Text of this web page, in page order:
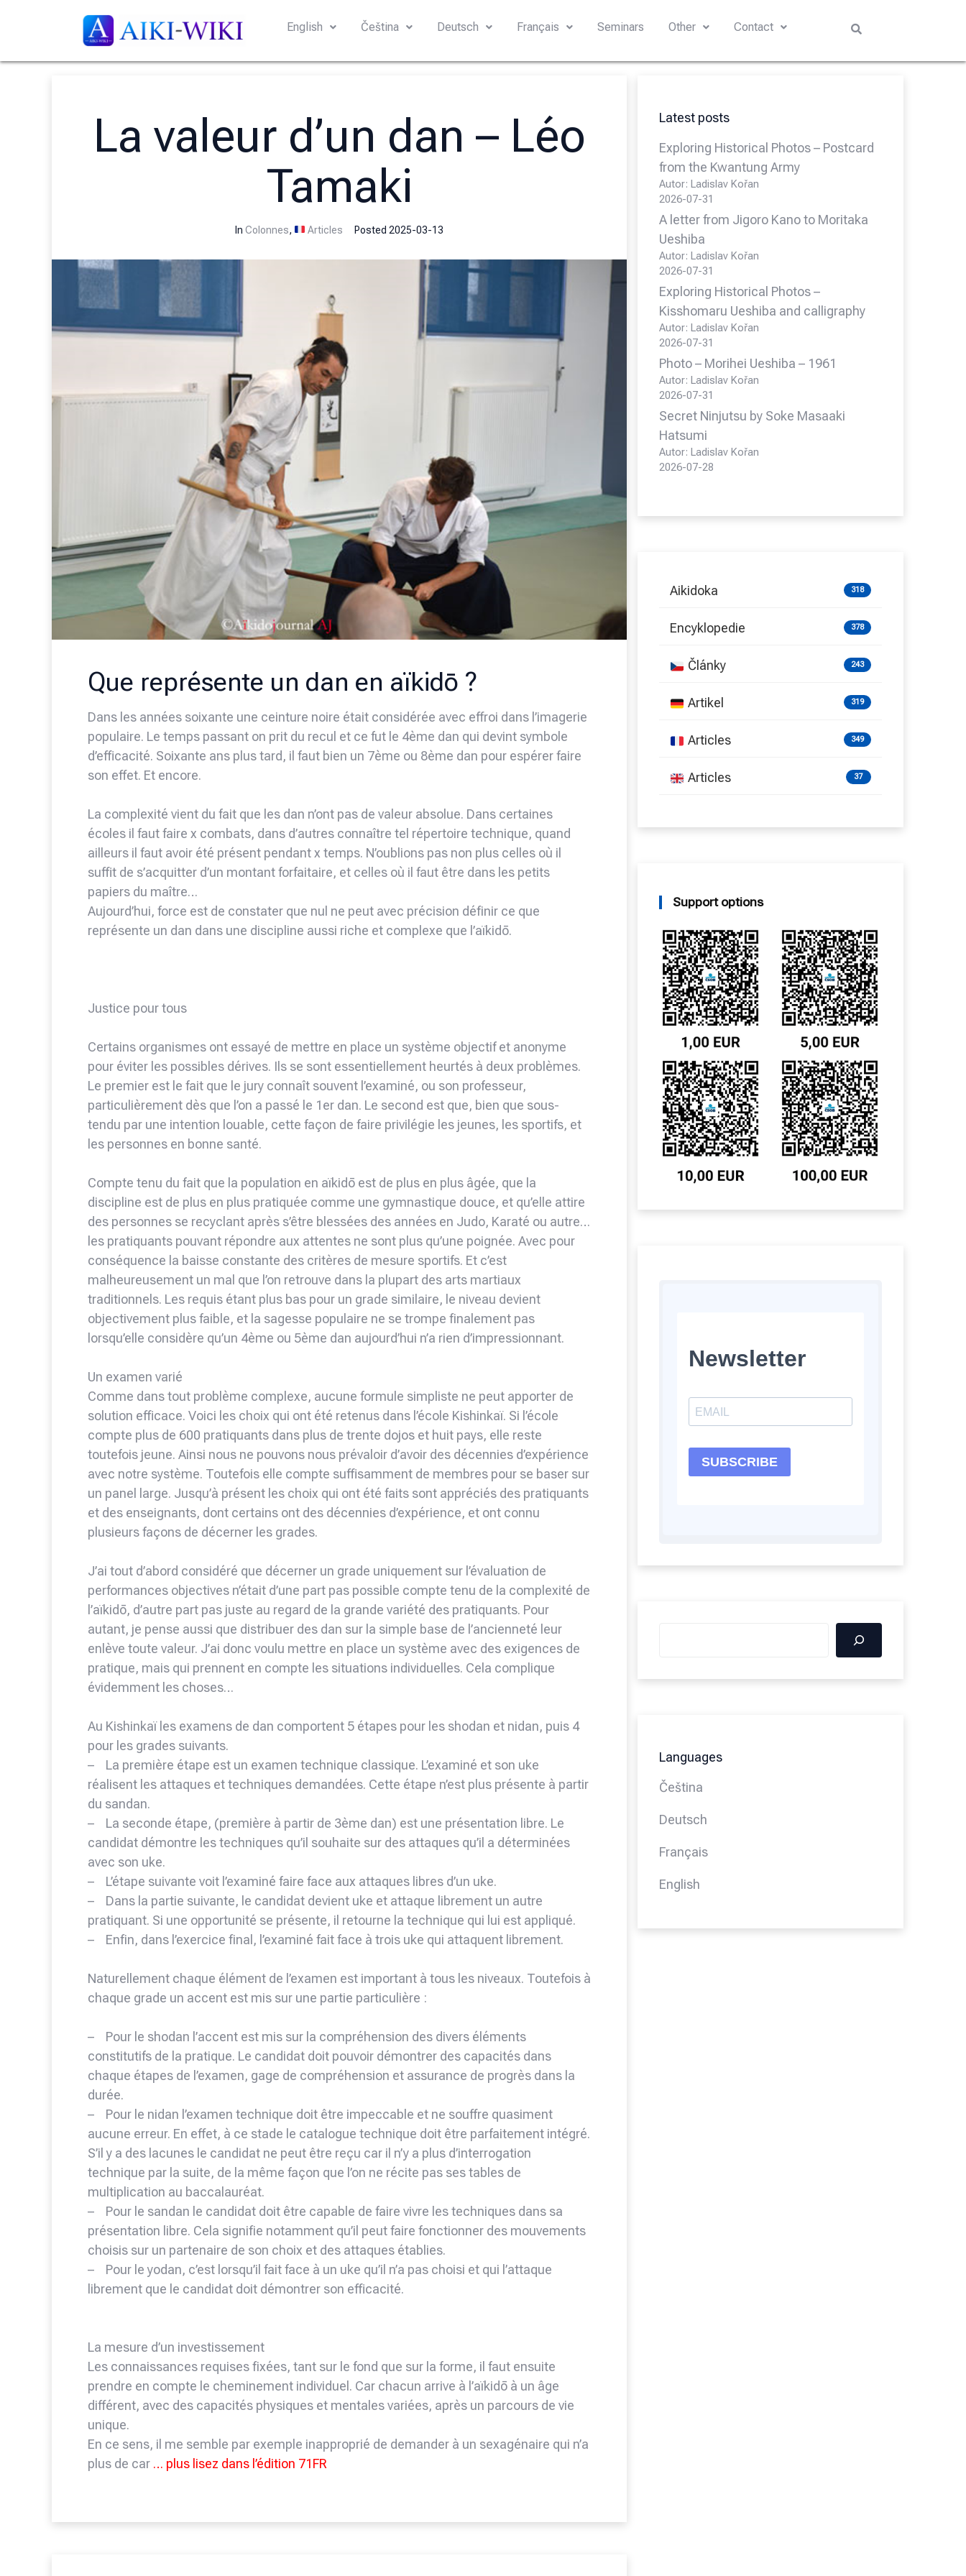
English Čeština Deutsch Français Seminars Other Contact
La valeur d’un dan – Léo
Tamaki
InColonnes, Articles Posted 2025-03-13
Que représente un dan en aïkidō ?
Dans les années soixante une ceinture noire était considérée avec effroi dans l’imagerie
populaire. Le temps passant on prit du recul et ce fut le 4ème dan qui devint symbole
d’efficacité. Soixante ans plus tard, il faut bien un 7ème ou 8ème dan pour espérer faire
son effet. Et encore.
La complexité vient du fait que les dan n’ont pas de valeur absolue. Dans certaines
écoles il faut faire x combats, dans d’autres connaître tel répertoire technique, quand
ailleurs il faut avoir été présent pendant x temps. N’oublions pas non plus celles où il
suffit de s’acquitter d’un montant forfaitaire, et celles où il faut être dans les petits
papiers du maître…
Aujourd’hui, force est de constater que nul ne peut avec précision définir ce que
représente un dan dans une discipline aussi riche et complexe que l’aïkidō.
Justice pour tous
Certains organismes ont essayé de mettre en place un système objectif et anonyme
pour éviter les possibles dérives. Ils se sont essentiellement heurtés à deux problèmes.
Le premier est le fait que le jury connaît souvent l’examiné, ou son professeur,
particulièrement dès que l’on a passé le 1er dan. Le second est que, bien que sous-
tendu par une intention louable, cette façon de faire privilégie les jeunes, les sportifs, et
les personnes en bonne santé.
Compte tenu du fait que la population en aïkidō est de plus en plus âgée, que la
discipline est de plus en plus pratiquée comme une gymnastique douce, et qu’elle attire
des personnes se recyclant après s’être blessées des années en Judo, Karaté ou autre…
les pratiquants pouvant répondre aux attentes ne sont plus qu’une poignée. Avec pour
conséquence la baisse constante des critères de mesure sportifs. Et c’est
malheureusement un mal que l’on retrouve dans la plupart des arts martiaux
traditionnels. Les requis étant plus bas pour un grade similaire, le niveau devient
objectivement plus faible, et la sagesse populaire ne se trompe finalement pas
lorsqu’elle considère qu’un 4ème ou 5ème dan aujourd’hui n’a rien d’impressionnant.
Un examen varié
Comme dans tout problème complexe, aucune formule simpliste ne peut apporter de
solution efficace. Voici les choix qui ont été retenus dans l’école Kishinkaï. Si l’école
compte plus de 600 pratiquants dans plus de trente dojos et huit pays, elle reste
toutefois jeune. Ainsi nous ne pouvons nous prévaloir d’avoir des décennies d’expérience
avec notre système. Toutefois elle compte suffisamment de membres pour se baser sur
un panel large. Jusqu’à présent les choix qui ont été faits sont appréciés des pratiquants
et des enseignants, dont certains ont des décennies d’expérience, et ont connu
plusieurs façons de décerner les grades.
J’ai tout d’abord considéré que décerner un grade uniquement sur l’évaluation de
performances objectives n’était d’une part pas possible compte tenu de la complexité de
l’aïkidō, d’autre part pas juste au regard de la grande variété des pratiquants. Pour
autant, je pense aussi que distribuer des dan sur la simple base de l’ancienneté leur
enlève toute valeur. J’ai donc voulu mettre en place un système avec des exigences de
pratique, mais qui prennent en compte les situations individuelles. Cela complique
évidemment les choses…
Au Kishinkaï les examens de dan comportent 5 étapes pour les shodan et nidan, puis 4
pour les grades suivants.
– La première étape est un examen technique classique. L’examiné et son uke
réalisent les attaques et techniques demandées. Cette étape n’est plus présente à partir
du sandan.
– La seconde étape, (première à partir de 3ème dan) est une présentation libre. Le
candidat démontre les techniques qu’il souhaite sur des attaques qu’il a déterminées
avec son uke.
– L’étape suivante voit l’examiné faire face aux attaques libres d’un uke.
– Dans la partie suivante, le candidat devient uke et attaque librement un autre
pratiquant. Si une opportunité se présente, il retourne la technique qui lui est appliqué.
– Enfin, dans l’exercice final, l’examiné fait face à trois uke qui attaquent librement.
Naturellement chaque élément de l’examen est important à tous les niveaux. Toutefois à
chaque grade un accent est mis sur une partie particulière :
– Pour le shodan l’accent est mis sur la compréhension des divers éléments
constitutifs de la pratique. Le candidat doit pouvoir démontrer des capacités dans
chaque étapes de l’examen, gage de compréhension et assurance de progrès dans la
durée.
– Pour le nidan l’examen technique doit être impeccable et ne souffre quasiment
aucune erreur. En effet, à ce stade le catalogue technique doit être parfaitement intégré.
S’il y a des lacunes le candidat ne peut être reçu car il n’y a plus d’interrogation
technique par la suite, de la même façon que l’on ne récite pas ses tables de
multiplication au baccalauréat.
– Pour le sandan le candidat doit être capable de faire vivre les techniques dans sa
présentation libre. Cela signifie notamment qu’il peut faire fonctionner des mouvements
choisis sur un partenaire de son choix et des attaques établies.
– Pour le yodan, c’est lorsqu’il fait face à un uke qu’il n’a pas choisi et qui l’attaque
librement que le candidat doit démontrer son efficacité.
La mesure d’un investissement
Les connaissances requises fixées, tant sur le fond que sur la forme, il faut ensuite
prendre en compte le cheminement individuel. Car chacun arrive à l’aïkidō à un âge
différent, avec des capacités physiques et mentales variées, après un parcours de vie
unique.
En ce sens, il me semble par exemple inapproprié de demander à un sexagénaire qui n’a
plus de car … plus lisez dans l’édition 71FR
Latest posts
Exploring Historical Photos – Postcard
from the Kwantung Army
Autor: Ladislav Kořan
2026-07-31
A letter from Jigoro Kano to Moritaka
Ueshiba
Autor: Ladislav Kořan
2026-07-31
Exploring Historical Photos –
Kisshomaru Ueshiba and calligraphy
Autor: Ladislav Kořan
2026-07-31
Photo – Morihei Ueshiba – 1961
Autor: Ladislav Kořan
2026-07-31
Secret Ninjutsu by Soke Masaaki
Hatsumi
Autor: Ladislav Kořan
2026-07-28
Aikidoka 318
Encyklopedie 378
Články 243
Artikel 319
Articles 349
Articles 37
Support options
Languages
Čeština
Deutsch
Français
English